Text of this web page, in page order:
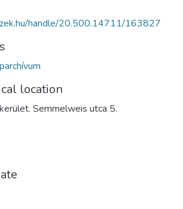
handle/20.500.14711/163827
location
Semmelweis utca 5.